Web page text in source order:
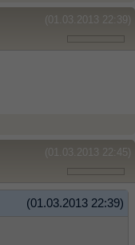
(01.03.2013 22:39)
(01.03.2013 22:45)
(01.03.2013 22:39)